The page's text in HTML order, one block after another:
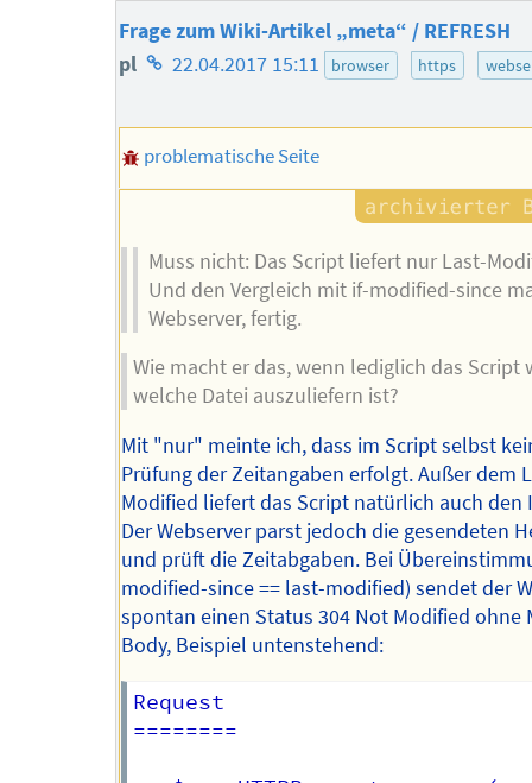
Frage zum Wiki-Artikel „meta“ / REFRESH
pl Homepage
Autors
22.04.2017 15:11 browser https
problematische Seite
Muss nicht: Das Script liefert nur Last-
Und den Vergleich mit if-modified-since
Webserver, fertig.
Wie macht er das, wenn lediglich das Script
welche Datei auszuliefern ist?
Mit "nur" meinte ich, dass im Script selbst
Prüfung der Zeitangaben erfolgt. Außer dem
Modified liefert das Script natürlich auch den
Der Webserver parst jedoch die gesendeten
und prüft die Zeitabgaben. Bei
modified-since == last-modified) sendet der
spontan einen Status 304 Not Modified ohne
Body, Beispiel untenstehend:
Request
========